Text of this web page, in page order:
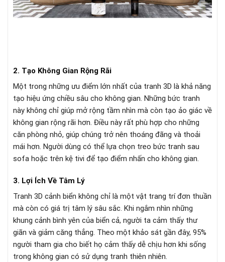
2. Tạo Không Gian Rộng Rãi
Một trong những ưu điểm lớn nhất của tranh 3D là khả năng
tạo hiệu ứng chiều sâu cho không gian. Những bức tranh
này không chỉ giúp mở rộng tầm nhìn mà còn tạo ảo giác về
không gian rộng rãi hơn. Điều này rất phù hợp cho những
căn phòng nhỏ, giúp chúng trở nên thoáng đãng và thoải
mái hơn. Người dùng có thể lựa chọn treo bức tranh sau
sofa hoặc trên kệ tivi để tạo điểm nhấn cho không gian.
3. Lợi Ích Về Tâm Lý
Tranh 3D cảnh biển không chỉ là một vật trang trí đơn thuần
mà còn có giá trị tâm lý sâu sắc. Khi ngắm nhìn những
khung cảnh bình yên của biển cả, người ta cảm thấy thư
giãn và giảm căng thẳng. Theo một khảo sát gần đây, 95%
người tham gia cho biết họ cảm thấy dễ chịu hơn khi sống
trong không gian có sử dụng tranh thiên nhiên.